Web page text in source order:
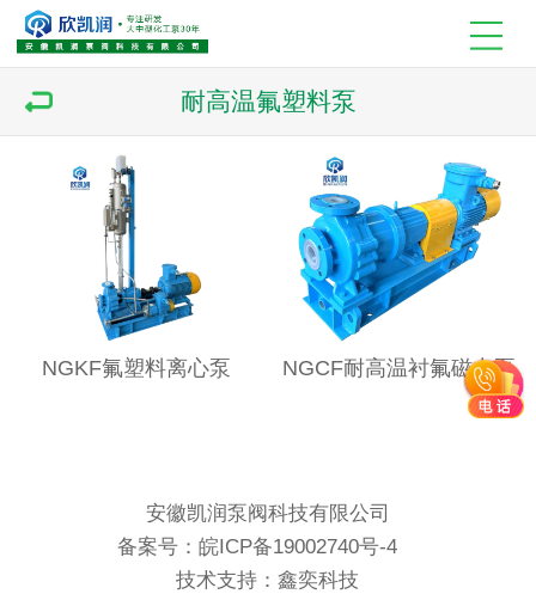
耐高温氟塑料泵
NGKF氟塑料离心泵 NGCF耐高温衬氟磁力泵
安徽凯润泵阀科技有限公司
备案号：皖ICP备19002740号-4
技术支持：鑫奕科技